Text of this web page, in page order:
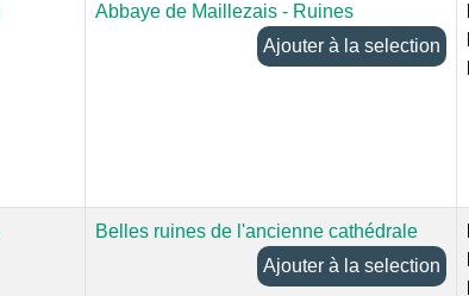
Abbaye de Maillezais - Ruines
Ajouter à la selection
Belles ruines de l'ancienne cathédrale
Ajouter à la selection